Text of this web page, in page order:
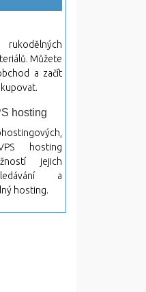
Můžete
a začít
hosting
hosting
jejich
a
hosting.